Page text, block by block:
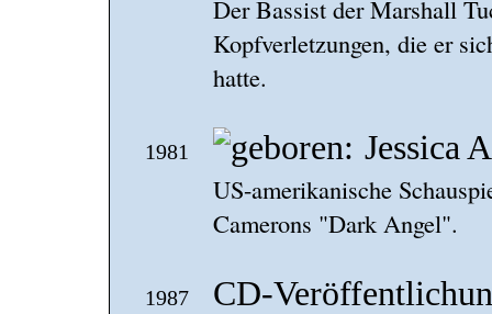
Der Bassist der Marshall
Kopfverletzungen, die er
hatte.
1981 Jessica
US-amerikanische
Camerons "Dark Angel".
1987 CD-